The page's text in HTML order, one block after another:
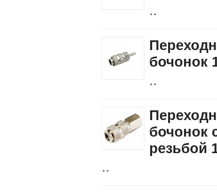
..
бочонок
..
бочонок
резьбой
..